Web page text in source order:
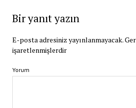
Bir yanıt yazın
E-posta adresiniz yayınlanmayacak.
işaretlenmişlerdir
Yorum